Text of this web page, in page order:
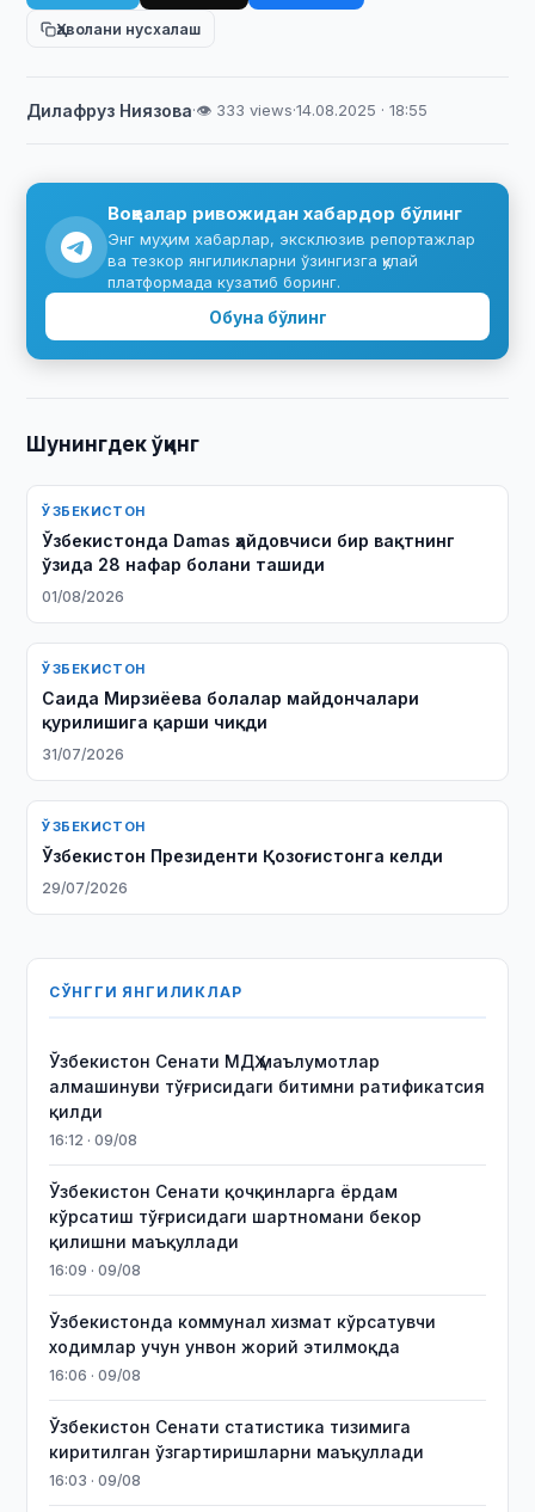
Ҳаволани нусхалаш
Дилафруз Ниязова·👁 333 views·14.08.2025 · 18:55
Воқеалар ривожидан хабардор бўлинг
Энг муҳим хабарлар, эксклюзив репортажлар
ва тезкор янгиликларни ўзингизга қулай
платформада кузатиб боринг.
Обуна бўлинг
Шунингдек ўқинг
ЎЗБЕКИСТОН
Ўзбекистонда Damas ҳайдовчиси бир вақтнинг
ўзида 28 нафар болани ташиди
01/08/2026
ЎЗБЕКИСТОН
Саида Мирзиёева болалар майдончалари
қурилишига қарши чиқди
31/07/2026
ЎЗБЕКИСТОН
Ўзбекистон Президенти Қозоғистонга келди
29/07/2026
СЎНГГИ ЯНГИЛИКЛАР
Ўзбекистон Сенати МДҲ маълумотлар
алмашинуви тўғрисидаги битимни ратификатсия
қилди
16:12 · 09/08
Ўзбекистон Сенати қочқинларга ёрдам
кўрсатиш тўғрисидаги шартномани бекор
қилишни маъқуллади
16:09 · 09/08
Ўзбекистонда коммунал хизмат кўрсатувчи
ходимлар учун унвон жорий этилмоқда
16:06 · 09/08
Ўзбекистон Сенати статистика тизимига
киритилган ўзгартиришларни маъқуллади
16:03 · 09/08